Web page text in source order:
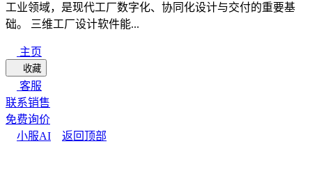
工业领域，是现代工厂数字化、协同化设计与交付的重要基
础。 三维工厂设计软件能...
主页
收藏
客服
联系销售
免费询价
小服AI
返回顶部